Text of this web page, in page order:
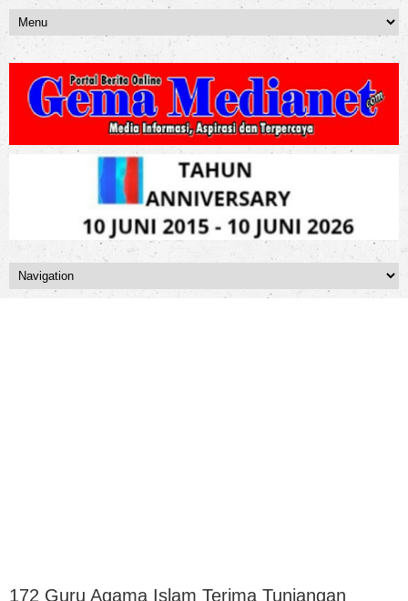
172 Guru Agama Islam Terima Tunjangan